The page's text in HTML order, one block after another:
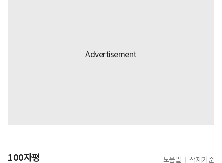
100자평 도움말 삭제기준